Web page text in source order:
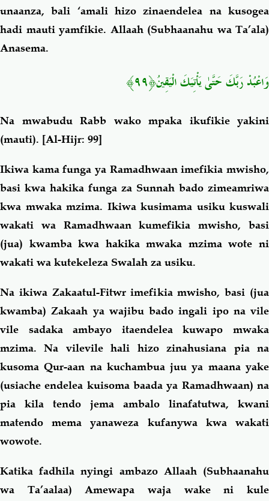
unaanza, bali ‘amali hizo zinaendelea na kusogea
hadi mauti yamfikie. Allaah (Subhaanahu wa Ta’ala)
Anasema.
وَاعْبُدْ رَبَّكَ حَتَّىٰ يَأْتِيَكَ الْيَقِينُ﴿٩٩﴾
Na mwabudu Rabb wako mpaka ikufikie yakini
(mauti). [Al-Hijr: 99]
Ikiwa kama funga ya Ramadhwaan imefikia mwisho,
basi kwa hakika funga za Sunnah bado zimeamriwa
kwa mwaka mzima. Ikiwa kusimama usiku kuswali
wakati wa Ramadhwaan kumefikia mwisho, basi
(jua) kwamba kwa hakika mwaka mzima wote ni
wakati wa kutekeleza Swalah za usiku.
Na ikiwa Zakaatul-Fitwr imefikia mwisho, basi (jua
kwamba) Zakaah ya wajibu bado ingali ipo na vile
vile sadaka ambayo itaendelea kuwapo mwaka
mzima. Na vilevile hali hizo zinahusiana pia na
kusoma Qur-aan na kuchambua juu ya maana yake
(usiache endelea kuisoma baada ya Ramadhwaan) na
pia kila tendo jema ambalo linafatutwa, kwani
matendo mema yanaweza kufanywa kwa wakati
wowote.
Katika fadhila nyingi ambazo Allaah (Subhaanahu
wa Ta’aalaa) Amewapa waja wake ni kule